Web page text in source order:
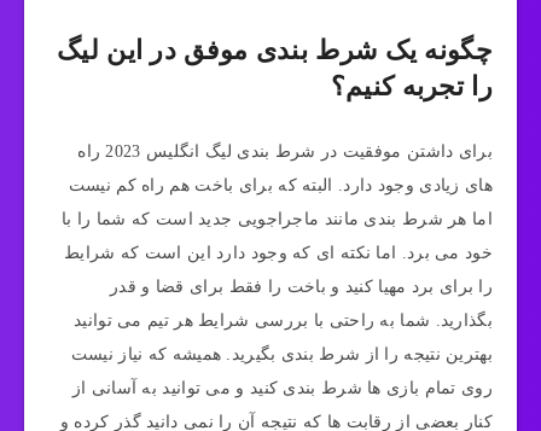
چگونه یک شرط بندی موفق در این لیگ
را تجربه کنیم؟
برای داشتن موفقیت در شرط بندی لیگ انگلیس 2023 راه
های زیادی وجود دارد. البته که برای باخت هم راه کم نیست
اما هر شرط بندی مانند ماجراجویی جدید است که شما را با
خود می برد. اما نکته ای که وجود دارد این است که شرایط
را برای برد مهیا کنید و باخت را فقط برای قضا و قدر
بگذارید. شما به راحتی با بررسی شرایط هر تیم می توانید
بهترین نتیجه را از شرط بندی بگیرید. همیشه که نیاز نیست
روی تمام بازی ها شرط بندی کنید و می توانید به آسانی از
کنار بعضی از رقابت ها که نتیجه آن را نمی دانید گذر کرده و